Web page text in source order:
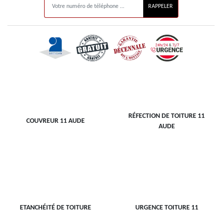
COUVREUR 11 AUDE
RÉFECTION DE TOITURE 11
AUDE
ETANCHÉITÉ DE TOITURE
URGENCE TOITURE 11